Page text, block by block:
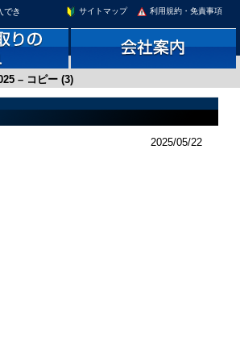
でき
利用規約・免責事項
サイトマップ
– コピー (3)
2025/05/22